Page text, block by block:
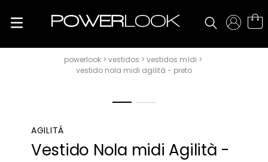
vestidos
vestidos mídi
vestido nola midi agilità - preto
AGILITÁ
Vestido Nola midi Agilità -